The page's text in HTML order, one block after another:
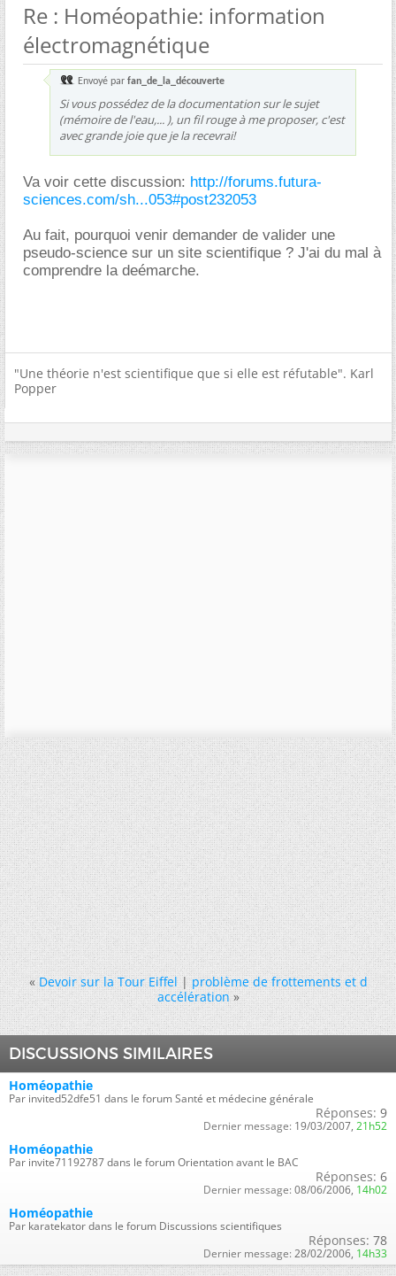
Re : Homéopathie: information
électromagnétique
Envoyé par fan_de_la_découverte
Si vous possédez de la documentation sur le sujet
(mémoire de l'eau,... ), un fil rouge à me proposer, c'est
avec grande joie que je la recevrai!
Va voir cette discussion: http://forums.futura-
sciences.com/sh...053#post232053
Au fait, pourquoi venir demander de valider une
pseudo-science sur un site scientifique ? J'ai du mal à
comprendre la deémarche.
"Une théorie n'est scientifique que si elle est réfutable". Karl
Popper
« Devoir sur la Tour Eiffel|problème de frottements et d
accélération »
DISCUSSIONS SIMILAIRES
Homéopathie
Par invited52dfe51 dans le forum Santé et médecine générale
Réponses: 9
Dernier message: 19/03/2007, 21h52
Homéopathie
Par invite71192787 dans le forum Orientation avant le BAC
Réponses: 6
Dernier message: 08/06/2006, 14h02
Homéopathie
Par karatekator dans le forum Discussions scientifiques
Réponses: 78
Dernier message: 28/02/2006, 14h33